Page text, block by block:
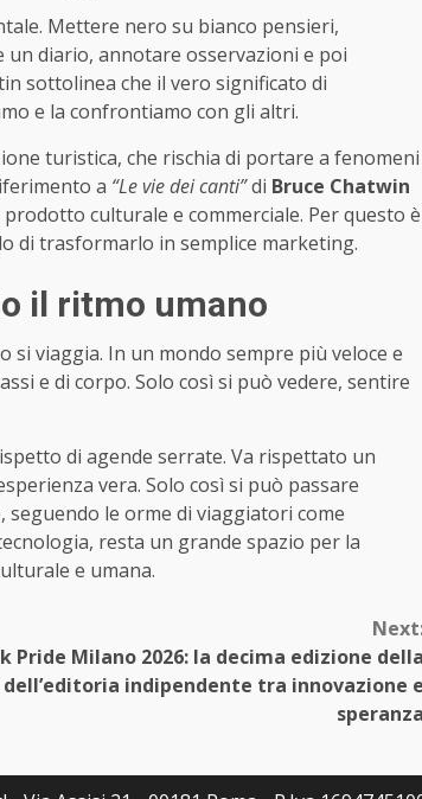
Mettere nero su bianco pensieri,
un diario, annotare osservazioni e poi
sottolinea che il vero significato di
e la confrontiamo con gli altri.
turistica, che rischia di portare a fenomeni
a “Le vie dei canti”di Bruce Chatwin
culturale e commerciale. Per questo è
di trasformarlo in semplice marketing.
il ritmo umano
si viaggia. In un mondo sempre più veloce e
e di corpo. Solo così si può vedere, sentire
di agende serrate. Va rispettato un
vera. Solo così si può passare
seguendo le orme di viaggiatori come
resta un grande spazio per la
e umana.
Pride Milano 2026: la decima edizione
indipendente tra innovazione